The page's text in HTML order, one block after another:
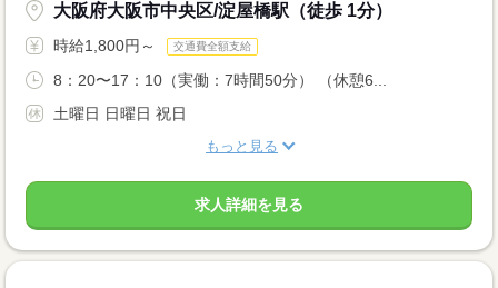
大阪府大阪市中央区/淀屋橋駅（徒歩 1分）
時給1,800円～ 交通費全額支給
8：20〜17：10（実働：7時間50分） （休憩6...
土曜日 日曜日 祝日
もっと見る
求人詳細を見る